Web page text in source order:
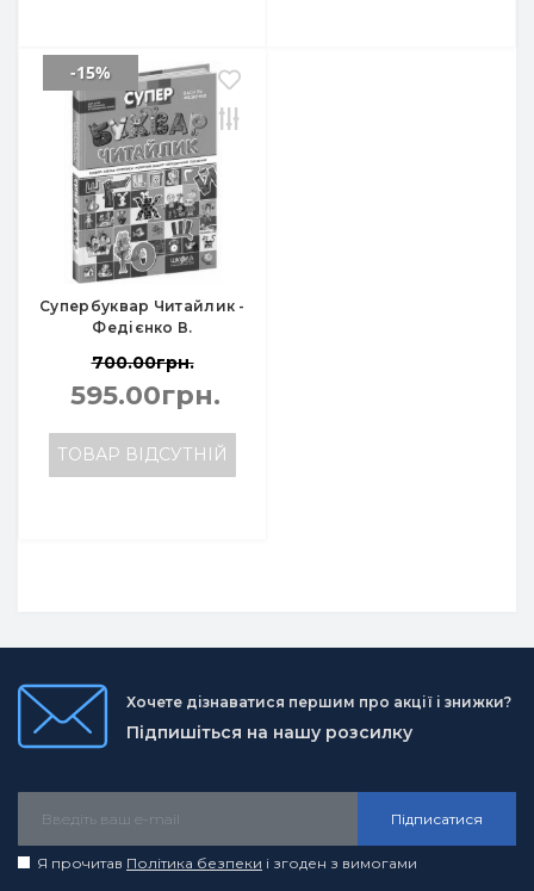
Супербуквар Читайлик -
Федієнко В.
-15%
700.00грн.
595.00грн.
ТОВАР ВІДСУТНІЙ
Хочете дізнаватися першим про акції і знижки?
Підпишіться на нашу розсилку
Підписатися
Я прочитав Політика безпеки і згоден з вимогами